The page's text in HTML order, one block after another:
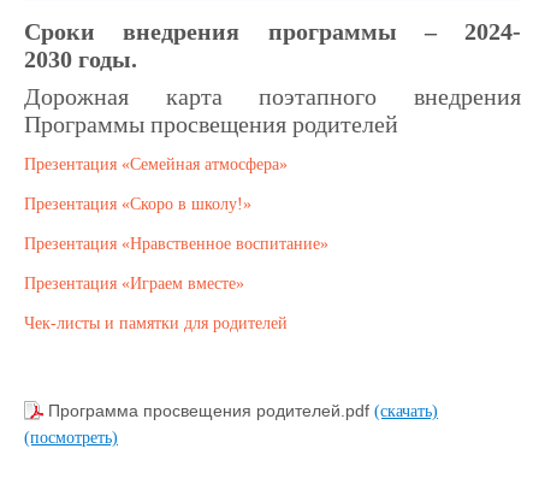
Сроки внедрения программы – 2024-
2030 годы.
Дорожная карта поэтапного внедрения
Программы просвещения родителей
Презентация «Семейная атмосфера»
Презентация «Скоро в школу!»
Презентация «Нравственное воспитание»
Презентация «Играем вместе»
Чек-листы и памятки для родителей
Программа просвещения родителей.pdf (скачать)
(посмотреть)